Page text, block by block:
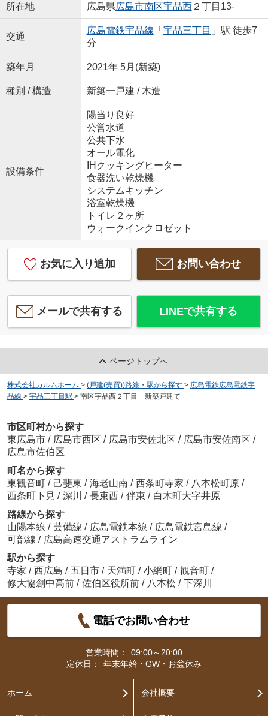
所在地 広島県広島市南区宇品西２丁目13-
交通
広島電鉄宇品線 「 宇品三丁目 」駅 徒歩7
分
築年月 2021年 5月(新築)
種別 / 構造 新築一戸建 / 木造
設備条件
陽当り良好
公営水道
公共下水
オール電化
IHクッキングヒーター
食器洗い乾燥機
システムキッチン
浴室乾燥機
トイレ２ヶ所
ウォークインクロゼット
お気に入り追加 お問い合わせ
メールで共有する LINEで共有する
ページトップへ
株式会社カルムホーム > (戸建(売買))路線・駅から探す > 広島電鉄広島電鉄宇
品線 > 宇品三丁目駅 > 南区宇品西２丁目 新築戸建て
市区町村から探す
東広島市 / 広島市西区 / 広島市安佐北区 / 広島市安佐南区 /
広島市佐伯区
町名から探す
東観音町 / 己斐東 / 海老山南 / 西条町寺家 / 八本松町原 /
西条町下見 / 深川 / 長束西 / 伴東 / 白木町大字井原
路線から探す
山陽本線 / 芸備線 / 広島電鉄本線 / 広島電鉄宮島線 /
可部線 / 広島高速交通アストラムライン
駅から探す
寺家 / 西広島 / 五日市 / 天満町 / 小網町 / 観音町 /
修大協創中高前 / 佐伯区役所前 / 八本松 / 下深川
電話でお問い合わせ
営業時間：
09:00～20:00
定休日：
年末年始・GW・お盆休み
ホーム 会社概要